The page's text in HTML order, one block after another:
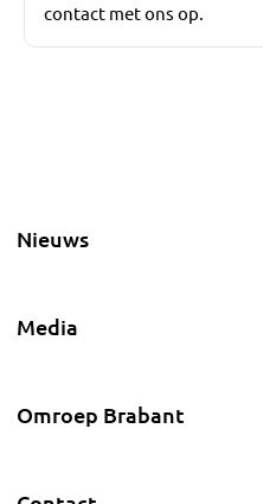
contact met ons op.
Nieuws
Media
Omroep Brabant